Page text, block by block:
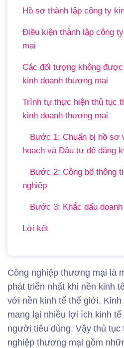
Hồ sơ thành lập công ty
Điều kiện thành lập công
mại
Các đối tượng không
kinh doanh thương mại
Trình tự thực hiện thủ tục
kinh doanh thương mại
Bước 1: Chuẩn bị hồ sơ
hoạch và Đầu tư để đăng
Bước 2: Công bố thông
nghiệp
Bước 3: Khắc dấu
Lời kết
Công nghiệp thương mại là
phát triển nhất khi nền kinh
với nền kinh tế thế giới.
mang lại nhiều lợi ích kinh
người tiêu dùng. Vậy thủ tục
nghiệp thương mại gồm